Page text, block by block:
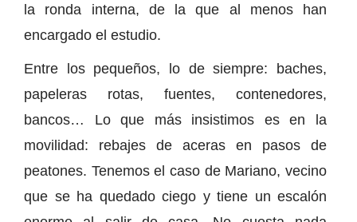
la ronda interna, de la que al menos han
encargado el estudio.
Entre los pequeños, lo de siempre: baches,
papeleras rotas, fuentes, contenedores,
bancos… Lo que más insistimos es en la
movilidad: rebajes de aceras en pasos de
peatones. Tenemos el caso de Mariano, vecino
que se ha quedado ciego y tiene un escalón